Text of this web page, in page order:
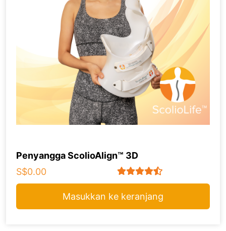
Penyangga ScolioAlign™ 3D
S$0.00
Masukkan ke keranjang